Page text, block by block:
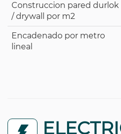
Construccion pared durlok
/ drywall por m2
Encadenado por metro
lineal